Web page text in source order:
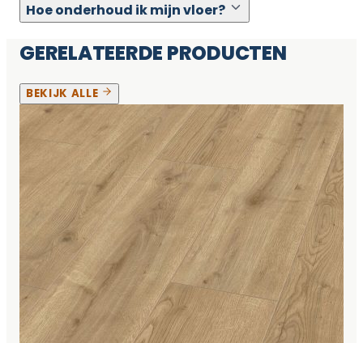
Hoe onderhoud ik mijn vloer?
GERELATEERDE PRODUCTEN
BEKIJK ALLE